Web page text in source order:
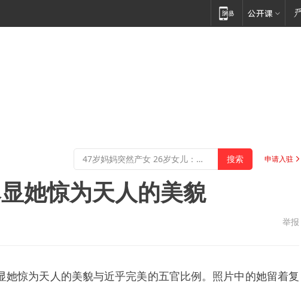
申请入驻
她惊为天人的美貌
举报
她惊为天人的美貌与近乎完美的五官比例。照片中的她留着复